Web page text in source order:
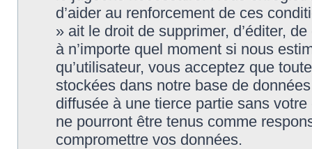
d’aider au renforcement de ces
» ait le droit de supprimer, d’éditer,
à n’importe quel moment si nous
qu’utilisateur, vous acceptez que
stockées dans notre base de
diffusée à une tierce partie sans
ne pourront être tenus comme
compromettre vos données.